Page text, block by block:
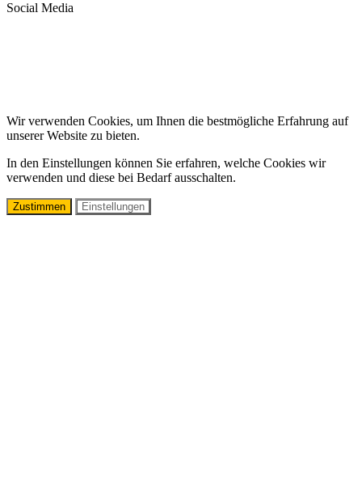
Social Media
Wir verwenden Cookies, um Ihnen die bestmögliche Erfahrung auf
unserer Website zu bieten.
In den Einstellungen können Sie erfahren, welche Cookies wir
verwenden und diese bei Bedarf ausschalten.
Zustimmen Einstellungen